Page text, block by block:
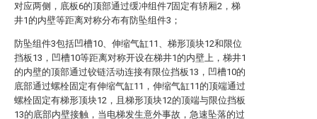
对应两侧，底板6的顶部通过缓冲组件7固定有轿厢2，梯
井1的内壁等距离对称分布有防坠组件3；
防坠组件3包括凹槽10、伸缩气缸11、梯形顶块12和限位
挡板13，凹槽10等距离对称开设在梯井1的内壁上，梯井1
的内壁的顶部通过铰链活动连接有限位挡板13，凹槽10的
底部通过螺栓固定有伸缩气缸11，伸缩气缸11的顶端通过
螺栓固定有梯形顶块12，且梯形顶块12的顶端与限位挡板
13的底部内壁接触，当电梯发生意外事故，急速坠落的过